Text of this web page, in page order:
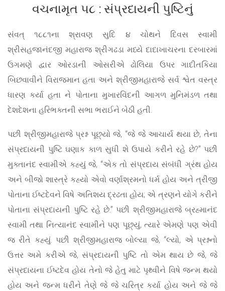
વચનામૃત ૫૮ : સંપ્રદાયની પુષ્ટિનું
સંવત્ ૧૮૮૧ના શ્રાવણ સુદિ ૪ ચોથને દિવસ સ્વામી
શ્રીસહજાનંદજી મહારાજ શ્રીગઢડા મધ્યે દાદાખાચરના દરબારમાં
ઉગમણે દ્વાર ઓરડાની ઓસરીએ ઢોલિયા ઉપર ગાદીતકિયા
બિછવાવીને વિરાજમાન હતા અને શ્રીજીમહારાજે સર્વ શ્વેત વસ્ત્ર
ધારણ કર્યા હતા ને પોતાના મુખારવિંદની આગળ મુનિમંડળ તથા
દેશદેશના હરિભક્તની સભા ભરાઈને બેઠી હતી.
પછી શ્રીજીમહારાજે પ્રશ્ન પૂછ્યો જે, “જે જે આચાર્ય થયા છે, તેના
સંપ્રદાયની પુષ્ટિ ઘણાક કાળ સુધી શે ઉપાયે કરીને રહે છે?” પછી
મુક્તાનંદ સ્વામીએ કહ્યું જે, “એક તો સંપ્રદાય સંબંધી ગ્રંથ હોય
અને બીજો શાસ્ત્રે કહ્યો એવો વર્ણાશ્રમનો ધર્મ હોય અને ત્રીજી
પોતાના ઈષ્ટદેવને વિષે અતિશય દ્રઢતા હોય; એ ત્રણને યોગે કરીને
પોતાના સંપ્રદાયની પુષ્ટિ રહે છે.” પછી શ્રીજીમહારાજે બ્રહ્માનંદ
સ્વામી તથા નિત્યાનંદ સ્વામીને પણ પૂછ્યું, ત્યારે એમણે પણ એવી
જ રીતે કહ્યું. પછી શ્રીજીમહારાજ બોલ્યા જે, “લ્યો, એ પ્રશ્નનો
ઉત્તર અમે કરીએ જે, સંપ્રદાયની પુષ્ટિ તો એમ થાય છે જે, જે
સંપ્રદાયના ઈષ્ટદેવ હોય તેનો જે હેતુ માટે પૃથ્વીને વિષે જન્મ થયો
હોય અને જન્મ ધરીને તેણે જે જે ચરિત્ર કર્યા હોય અને જે જે